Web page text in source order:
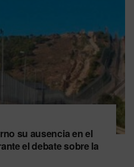
su ausencia en el
el debate sobre la